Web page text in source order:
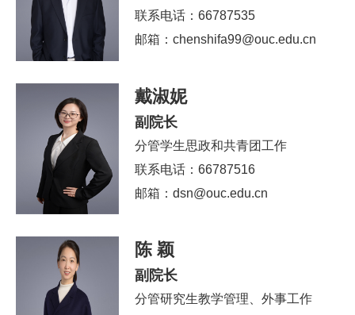
联系电话：66787535
邮箱：chenshifa99@ouc.edu.cn
戴淑妮
副院长
分管学生思政和共青团工作
联系电话：66787516
邮箱：dsn@ouc.edu.cn
陈 颖
副院长
分管研究生教学管理、外事工作